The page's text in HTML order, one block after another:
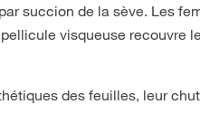
succion de la sève. Les
visqueuse recouvre
des feuilles, leur